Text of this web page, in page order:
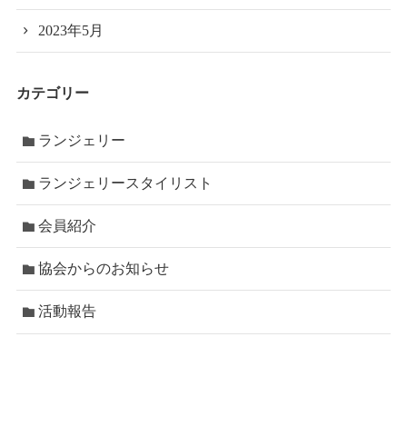
2023年5月
カテゴリー
ランジェリー
ランジェリースタイリスト
会員紹介
協会からのお知らせ
活動報告